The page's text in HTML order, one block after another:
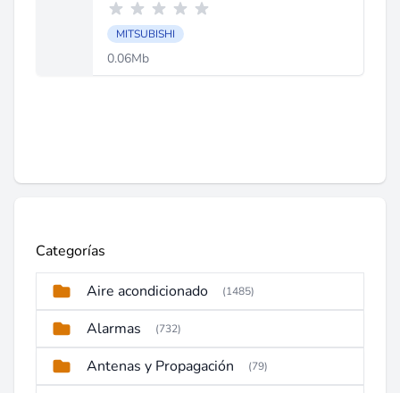
MITSUBISHI
0.06Mb
Categorías
Aire acondicionado (1485)
Alarmas (732)
Antenas y Propagación (79)